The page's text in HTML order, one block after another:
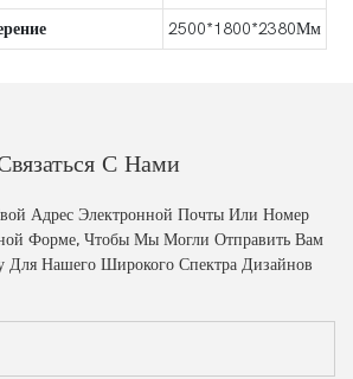
2500*1800*2380Мм
С Нами
Адрес Электронной Почты Или Номер
Форме, Чтобы Мы Могли Отправить Вам
Для Нашего Широкого Спектра Дизайнов